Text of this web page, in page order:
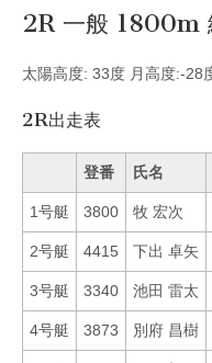
2R 一般 1800m
太陽高度: 33度 月高度:-28
2R出走表
登番 氏名
1号艇 3800 牧 宏次
2号艇 4415 下出 卓矢
3号艇 3340 池田 雷太
4号艇 3873 別府 昌樹